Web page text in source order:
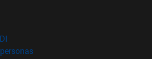
en nueva ventana)
(abre en nueva ventana)